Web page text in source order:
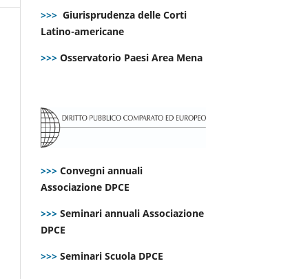
>>> Giurisprudenza delle Corti
Latino-americane
>>> Osservatorio Paesi Area Mena
>>> Convegni annuali
Associazione DPCE
>>> Seminari annuali Associazione
DPCE
>>> Seminari Scuola DPCE